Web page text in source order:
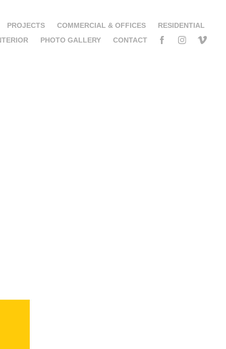
PROJECTS COMMERCIAL & OFFICES
RESIDENTIAL
PHOTO GALLERY CONTACT